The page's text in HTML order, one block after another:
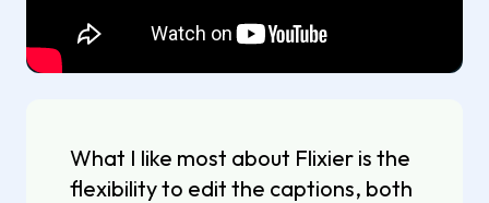
What I like most about Flixier is the
flexibility to edit the captions, both